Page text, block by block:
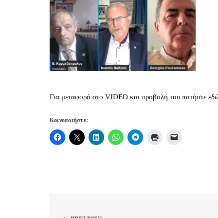
Για μεταφορά στο VIDEO και προβολή του πατήστε
Κοινοποιήστε: